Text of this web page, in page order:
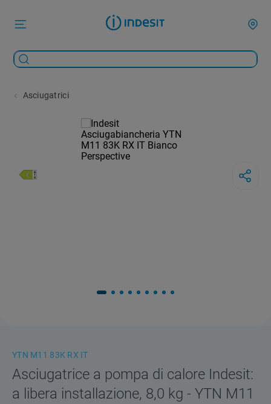
Asciugatrici
YTN M11 83K RX IT
Asciugatrice a pompa di calore Indesit:
a libera installazione, 8,0 kg - YTN M11